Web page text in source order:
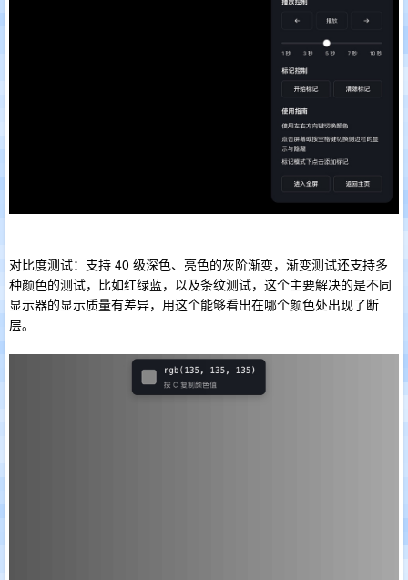
对比度测试：支持 40 级深色、亮色的灰阶渐变，渐变测试还支持多
种颜色的测试，比如红绿蓝，以及条纹测试，这个主要解决的是不同
显示器的显示质量有差异，用这个能够看出在哪个颜色处出现了断
层。